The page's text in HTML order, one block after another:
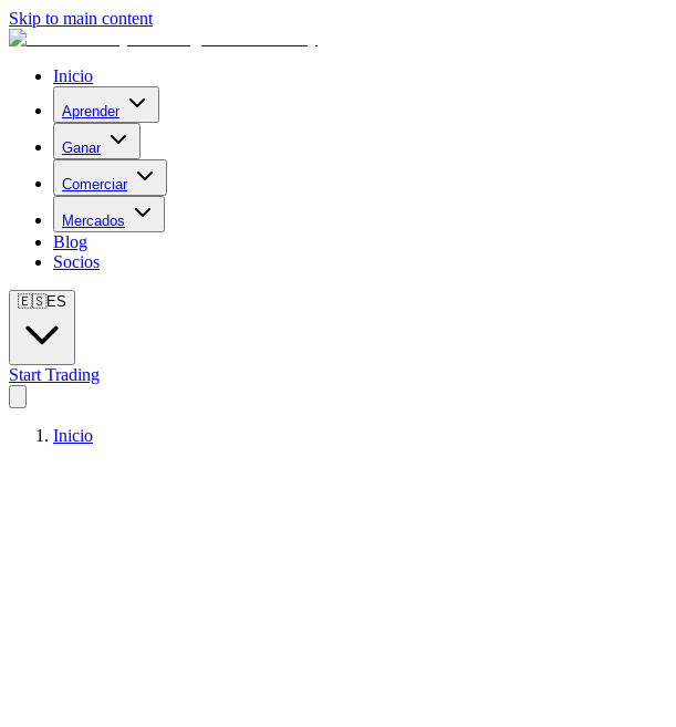
Skip to main content
Inicio
Aprender
Ganar
Comerciar
Mercados
Blog
Socios
🇪🇸ES
Start Trading
Inicio